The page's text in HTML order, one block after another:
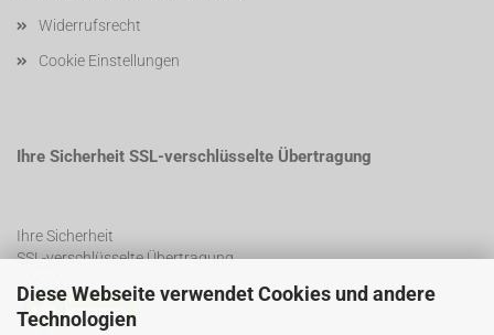
Diese Webseite verwendet Cookies und andere
Technologien
Widerrufsrecht
Cookie Einstellungen
Ihre Sicherheit SSL-verschlüsselte Übertragung
Ihre Sicherheit
SSL-verschlüsselte Übertragung